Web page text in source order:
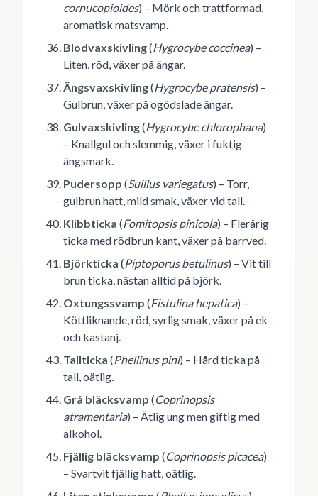
cornucopioides) – Mörk och trattformad,
aromatisk matsvamp.
Blodvaxskivling(Hygrocybe coccinea) –
Liten, röd, växer på ängar.
Ängsvaxskivling(Hygrocybe pratensis) –
Gulbrun, växer på ogödslade ängar.
Gulvaxskivling(Hygrocybe chlorophana)
– Knallgul och slemmig, växer i fuktig
ängsmark.
Pudersopp (Suillus variegatus) – Torr,
gulbrun hatt, mild smak, växer vid tall.
Klibbticka (Fomitopsis pinicola) – Flerårig
ticka med rödbrun kant, växer på barrved.
Björkticka (Piptoporus betulinus) – Vit till
brun ticka, nästan alltid på björk.
Oxtungssvamp (Fistulina hepatica) –
Köttliknande, röd, syrlig smak, växer på ek
och kastanj.
Tallticka (Phellinus pini) – Hård ticka på
tall, oätlig.
Grå bläcksvamp (Coprinopsis
atramentaria) – Ätlig ung men giftig med
alkohol.
Fjällig bläcksvamp (Coprinopsis picacea)
– Svartvit fjällig hatt, oätlig.